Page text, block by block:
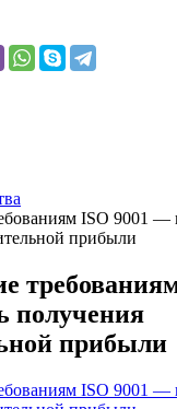
ISO 9001 —
прибыли
получения
прибыли